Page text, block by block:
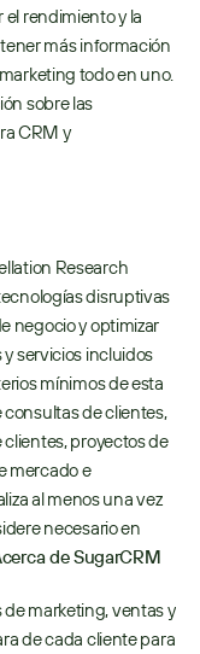
rendimiento y la
más información
todo en uno.
sobre las
CRM y
Research
disruptivas
negocio y optimizar
servicios incluidos
mínimos de esta
de clientes,
proyectos de
mercado e
al menos una vez
necesario en
de SugarCRM
marketing, ventas y
de cada cliente para